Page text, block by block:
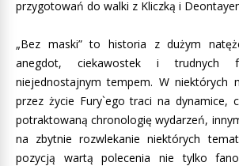
przygotowań do walki z Kliczką i
„Bez maski” to historia z dużym
anegdot, ciekawostek i trudnych
niejednostajnym tempem. W niektórych
przez życie Fury`ego traci na dynamice,
potraktowaną chronologię wydarzeń,
na zbytnie rozwlekanie niektórych
pozycją wartą polecenia nie tylko